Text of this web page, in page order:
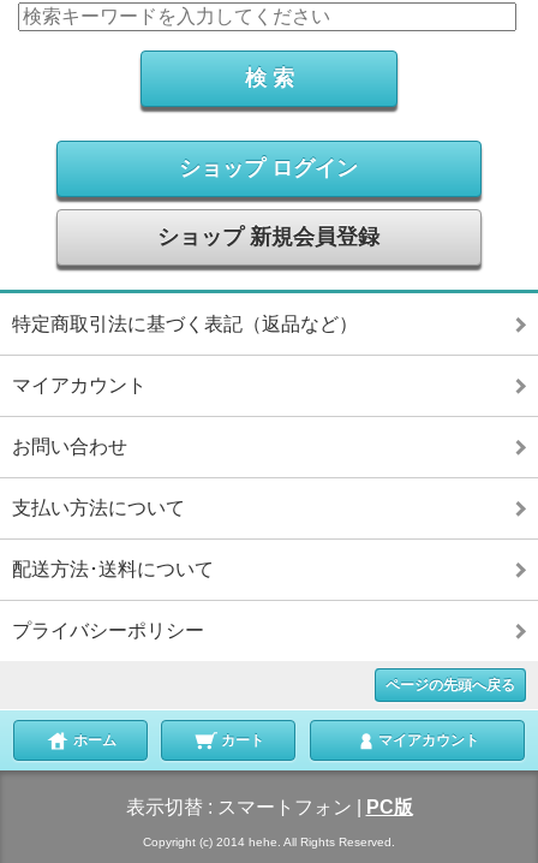
ショップ ログイン
ショップ 新規会員登録
特定商取引法に基づく表記（返品など）
マイアカウント
お問い合わせ
支払い方法について
配送方法･送料について
プライバシーポリシー
ページの先頭へ戻る
ホーム カート マイアカウント
表示切替 : スマートフォン PC版
Copyright (c) 2014 hehe. All Rights Reserved.